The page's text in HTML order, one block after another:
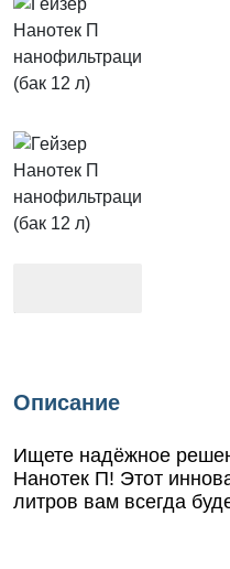
Описание
Ищете надёжное
Нанотек П! Этот
литров вам всегда